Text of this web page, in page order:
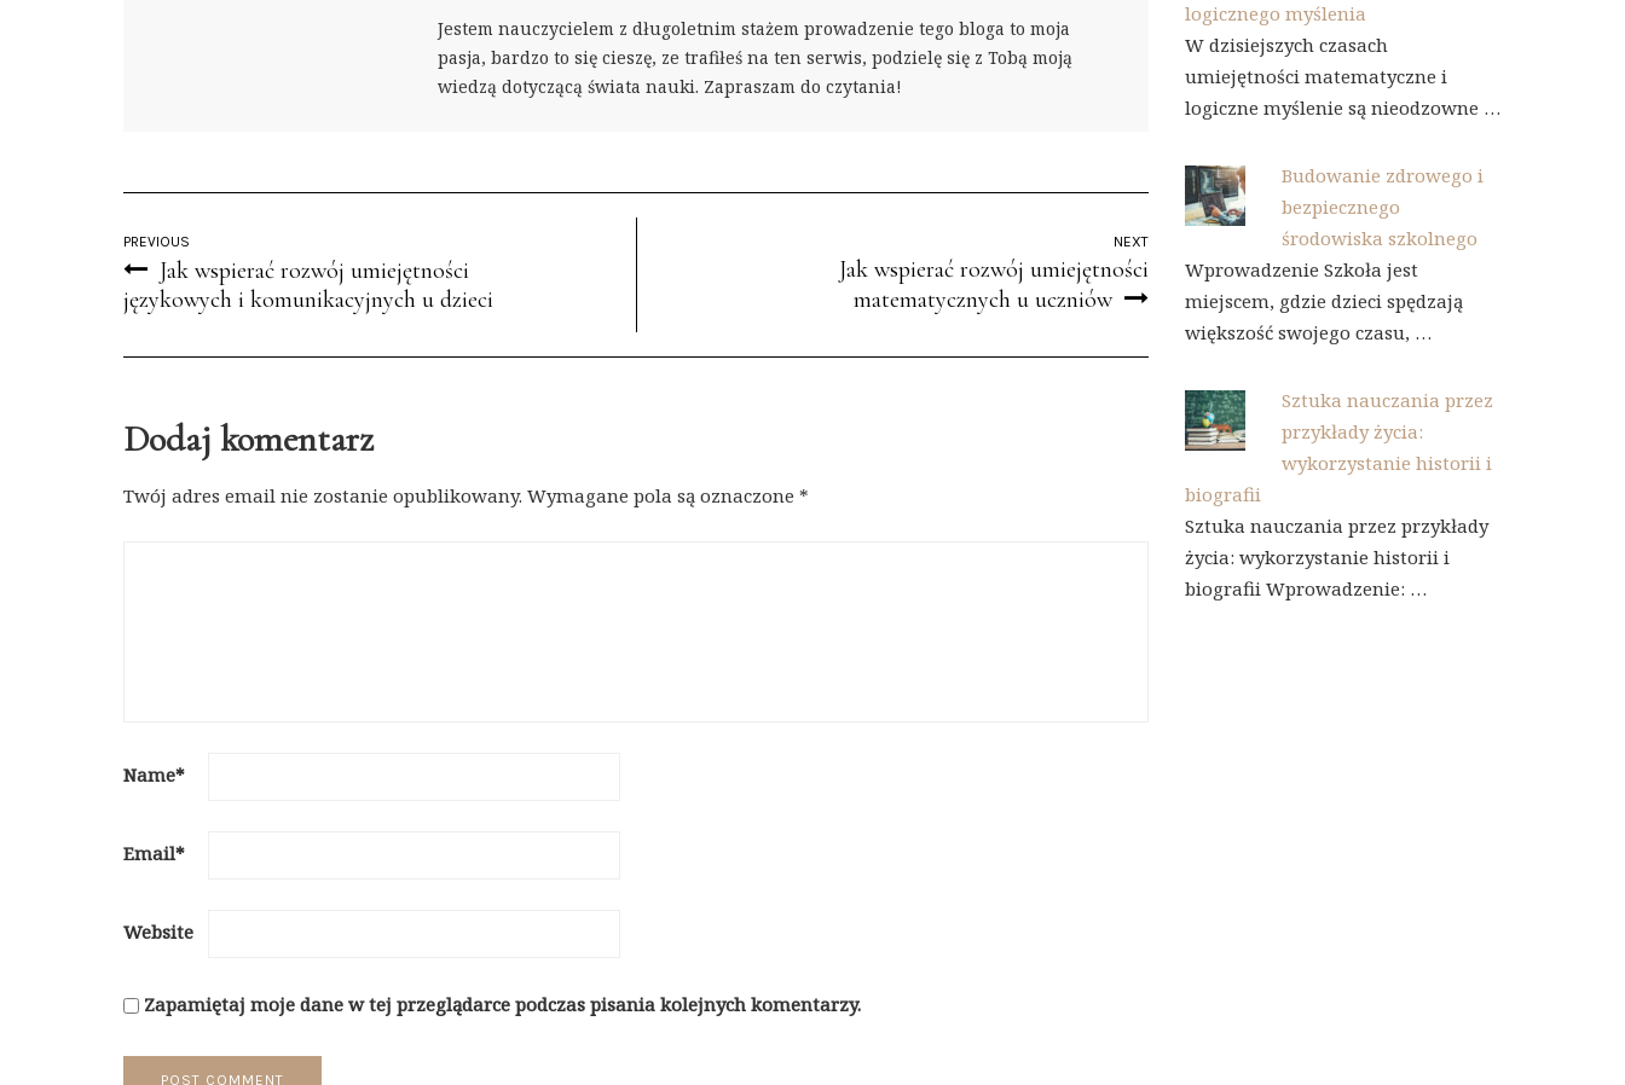
Jestem nauczycielem z długoletnim stażem prowadzenie tego bloga to moja
pasja, bardzo to się cieszę, ze trafiłeś na ten serwis, podzielę się z Tobą moją
wiedzą dotyczącą świata nauki. Zapraszam do czytania!
PREVIOUS
Jak wspierać rozwój umiejętności
językowych i komunikacyjnych u dzieci
NEXT
Jak wspierać rozwój umiejętności
matematycznych u uczniów
Dodaj komentarz
Twój adres email nie zostanie opublikowany. Wymagane pola są oznaczone *
Name*
Email*
Website
Zapamiętaj moje dane w tej przeglądarce podczas pisania kolejnych komentarzy.
logicznego myślenia
W dzisiejszych czasach
umiejętności matematyczne i
logiczne myślenie są nieodzowne …
Budowanie zdrowego i
bezpiecznego
środowiska szkolnego
Wprowadzenie Szkoła jest
miejscem, gdzie dzieci spędzają
większość swojego czasu, …
Sztuka nauczania przez
przykłady życia:
wykorzystanie historii i
biografii
Sztuka nauczania przez przykłady
życia: wykorzystanie historii i
biografii Wprowadzenie: …